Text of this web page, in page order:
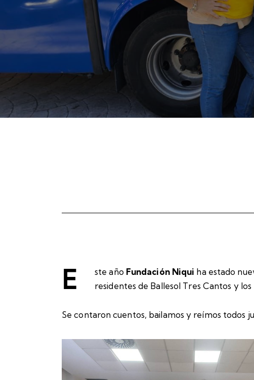
E ste año Fundación Niqui ha estado
residentes de Ballesol Tres Cantos y
Se contaron cuentos, bailamos y reímos todos